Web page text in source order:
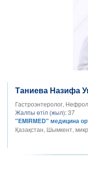
Таниева Назифа
Гастроэнтеролог,
Жалпы өтіл (жыл):37
"EMIRMED" медицина
Қазақстан, Шымкент,